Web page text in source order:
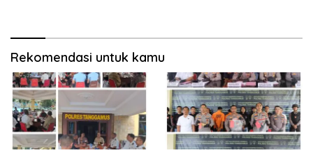
Rekomendasi untuk kamu